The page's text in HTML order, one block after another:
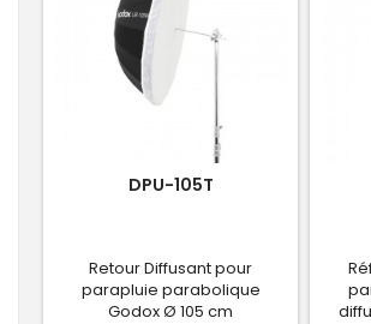
DPU-105T
Retour Diffusant pour
parapluie parabolique
Godox Ø 105 cm